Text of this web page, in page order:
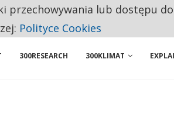
ZAKUPY
300RESEARCH 300KLIMAT
przechowywania lub dostępu
Polityce Cookies